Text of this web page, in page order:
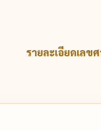
รายละเอียดเลข